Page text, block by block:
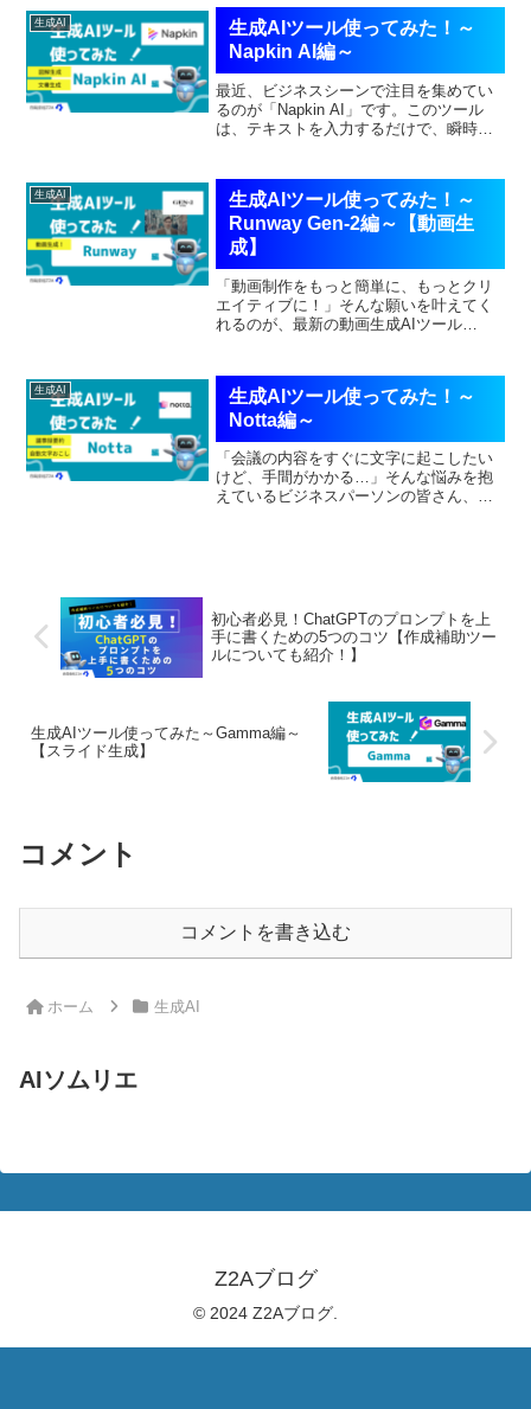
んです。無料で利用できるので、コスト
を気にせずに高性能...
生成AI
生成AIツール使ってみた！～
Napkin AI編～
最近、ビジネスシーンで注目を集めてい
るのが「Napkin AI」です。このツール
は、テキストを入力するだけで、瞬時に
なくてもプロフェッショナルな見た目の
資料を作成でき...
生成AI
生成AIツール使ってみた！～
Runway Gen-2編～【動画生
成】
「動画制作をもっと簡単に、もっとクリ
エイティブに！」そんな願いを叶えてく
れるのが、最新の動画生成AIツール
能力を持ち、特にクリエイターやマーケ
ターにとって強...
生成AI
生成AIツール使ってみた！～
Notta編～
「会議の内容をすぐに文字に起こしたい
けど、手間がかかる…」そんな悩みを抱
えているビジネスパーソンの皆さん、朗
初心者必見！ChatGPTのプロンプトを上
手に書くための5つのコツ【作成補助ツー
ルについても紹介！】
生成AIツール使ってみた～Gamma編～
【スライド生成】
コメント
コメントを書き込む
ホーム 生成AI
AIソムリエ
Z2Aブログ
© 2024 Z2Aブログ.